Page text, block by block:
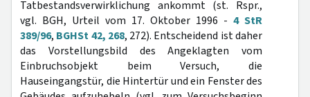
Tatbestandsverwirklichung ankommt (st. Rspr.,
vgl. BGH, Urteil vom 17. Oktober 1996 - 4 StR
389/96, BGHSt 42, 268, 272). Entscheidend ist daher
das Vorstellungsbild des Angeklagten vom
Einbruchsobjekt beim Versuch, die
Hauseingangstür, die Hintertür und ein Fenster des